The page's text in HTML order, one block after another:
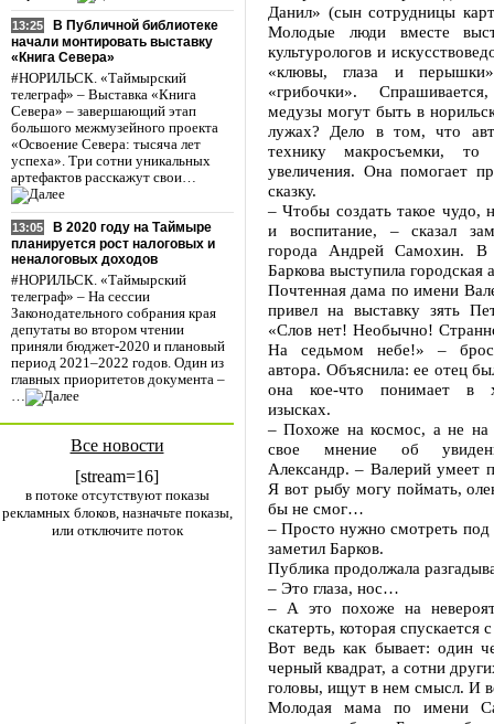
13:25
В Публичной библиотеке
начали монтировать выставку
«Книга Севера»
#НОРИЛЬСК. «Таймырский
телеграф» – Выставка «Книга
Севера» – завершающий этап
большого межмузейного проекта
«Освоение Севера: тысяча лет
успеха». Три сотни уникальных
артефактов расскажут свои…
13:05
В 2020 году на Таймыре
планируется рост налоговых и
неналоговых доходов
#НОРИЛЬСК. «Таймырский
телеграф» – На сессии
Законодательного собрания края
депутаты во втором чтении
приняли бюджет-2020 и плановый
период 2021–2022 годов. Один из
главных приоритетов документа –
…
Все новости
[stream=16]
в потоке отсутствуют показы
рекламных блоков, назначьте показы,
или отключите поток
Данил» (сын сотрудницы
Молодые люди вместе
культурологов и
«клювы, глаза и
«грибочки».
медузы могут быть в
лужах? Дело в том, что
технику макросъемки, то
увеличения. Она помогает
сказку.
– Чтобы создать такое чудо,
и воспитание, – сказал
города Андрей Самохин. В
Баркова выступила городская
Почтенная дама по имени
привел на выставку зять
«Слов нет! Необычно!
На седьмом небе!» –
автора. Объяснила: ее отец
она кое-что понимает в
изысках.
– Похоже на космос, а не на
свое мнение об
Александр. – Валерий умеет
Я вот рыбу могу поймать,
бы не смог…
– Просто нужно смотреть под
заметил Барков.
Публика продолжала
– Это глаза, нос…
– А это похоже на
скатерть, которая спускается
Вот ведь как бывает: один
черный квадрат, а сотни
головы, ищут в нем смысл. И
Молодая мама по имени